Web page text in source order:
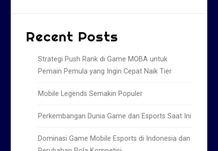
Recent Posts
Strategi Push Rank di Game MOBA untuk
Pemain Pemula yang Ingin Cepat Naik Tier
Mobile Legends Semakin Populer
Perkembangan Dunia Game dan Esports Saat Ini
Dominasi Game Mobile Esports di Indonesia dan